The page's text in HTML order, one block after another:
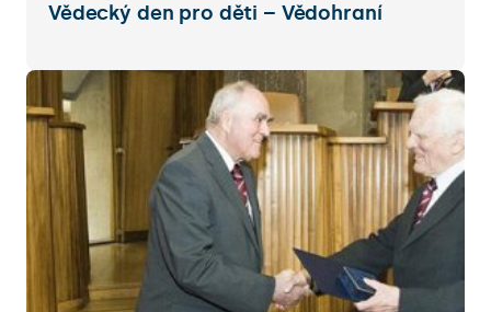
Vědecký den pro děti – Vědohraní